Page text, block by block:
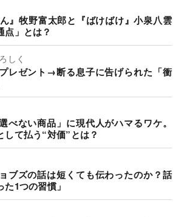
』牧野富太郎と『ばけばけ』小泉八雲
点」とは？
しく
レゼント→断る息子に告げられた「衝
べない商品」に現代人がハマるワケ。
て払う“対価”とは？
ブズの話は短くても伝わったのか？話
1つの習慣」